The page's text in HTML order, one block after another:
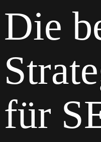
Die
für